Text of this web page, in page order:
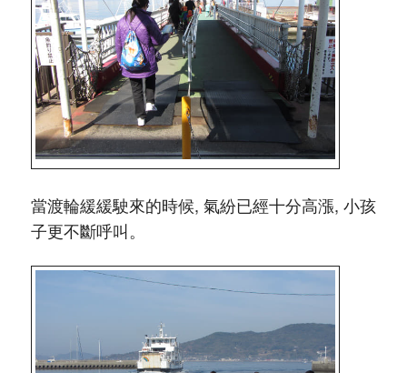
當渡輪緩緩駛來的時候, 氣紛已經十分高漲, 小孩
子更不斷呼叫。